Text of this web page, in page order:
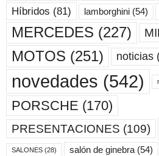
Híbridos (81) lamborghini (54)
MERCEDES (227)
MOTOS (251) noticias
novedades (542)
PORSCHE (170)
PRESENTACIONES (109)
SALONES (28) salón de ginebra(54)